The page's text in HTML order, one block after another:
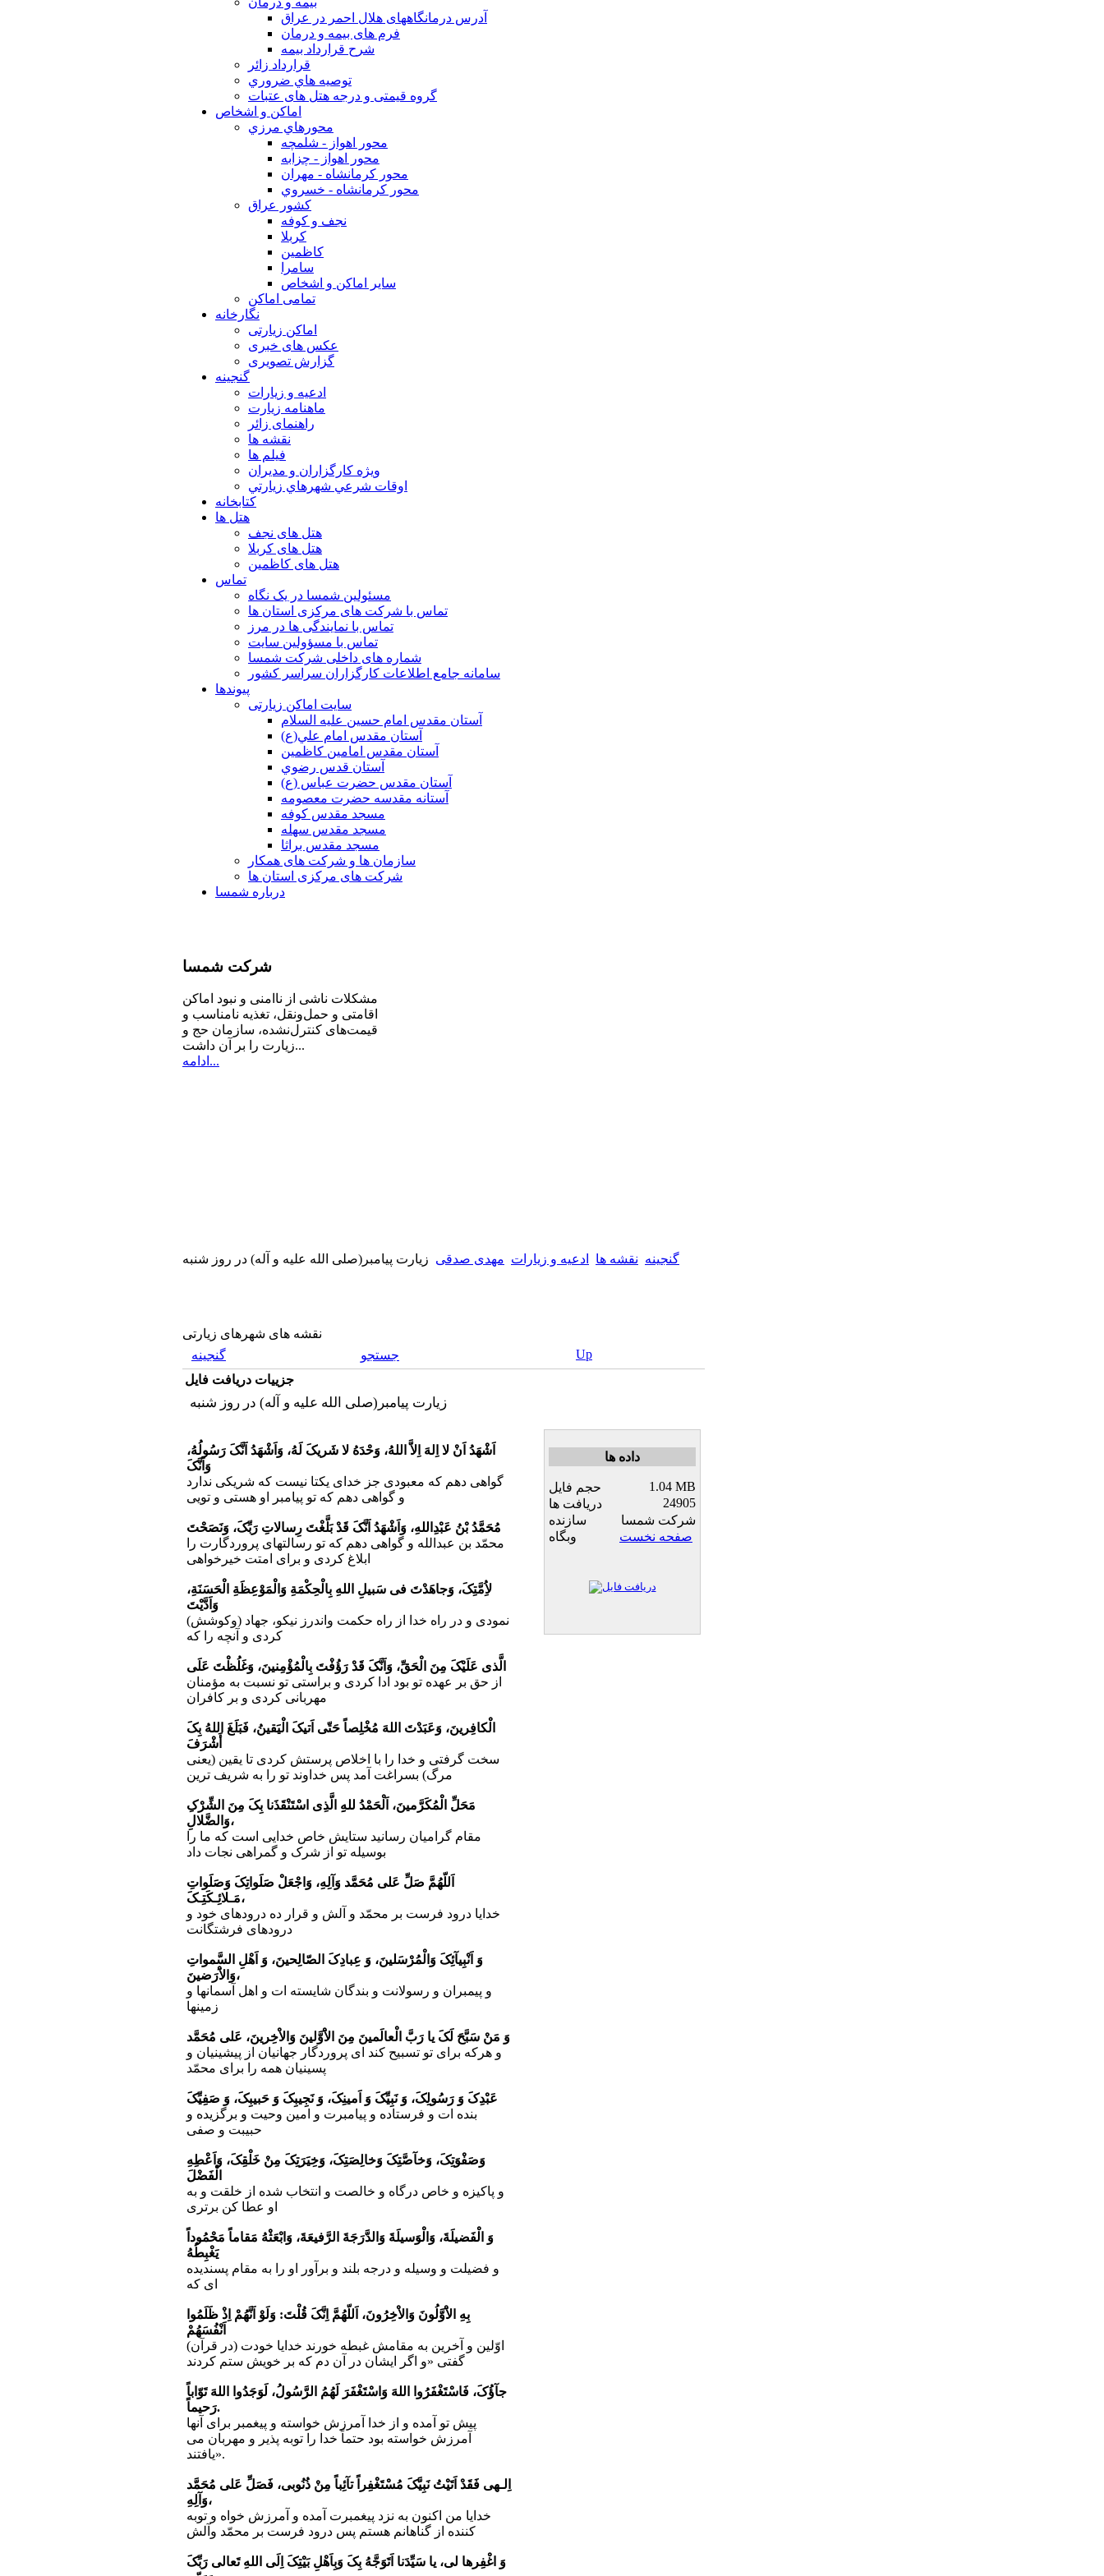
آدرس درمانگاههای هلال احمر در عراق
فرم های بیمه و درمان
شرح قرارداد بیمه
قرارداد زائر
توصيه هاي ضروري
گروه قیمتی و درجه هتل های عتبات
اماکن و اشخاص
محورهاي مرزي
محور اهواز - شلمچه
محور اهواز - چزابه
محور كرمانشاه - مهران
محور كرمانشاه - خسروي
كشور عراق
نجف و كوفه
كربلا
كاظمين
سامرا
ساير اماكن و اشخاص
تمامی اماکن
نگارخانه
اماکن زیارتی
عکس های خبری
گزارش تصویری
گنجینه
ادعیه و زیارات
ماهنامه زیارت
راهنمای زائر
نقشه ها
فیلم ها
ويژه كارگزاران و مديران
اوقات شرعي شهرهاي زيارتي
کتابخانه
هتل ها
هتل های نجف
هتل های کربلا
هتل های کاظمین
تماس
مسئولین شمسا در یک نگاه
تماس با شرکت های مرکزی استان ها
تماس با نمایندگی ها در مرز
تماس با مسؤولین سایت
شماره های داخلی شرکت شمسا
سامانه جامع اطلاعات کارگزاران سراسر کشور
پیوندها
سایت اماکن زیارتی
آستان مقدس امام حسين عليه السلام
آستان مقدس امام علي(ع)
آستان مقدس امامين كاظمين
آستان قدس رضوي
آستان مقدس حضرت عباس (ع)
آستانه مقدسه حضرت معصومه
مسجد مقدس كوفه
مسجد مقدس سهله
مسجد مقدس براثا
سازمان ها و شرکت های همکار
شرکت های مرکزی استان ها
درباره شمسا
شرکت شمسا
مشكلات ناشی از ناامنی و نبود اماكن
اقامتی و حمل‌ونقل، تغذیه‌ نامناسب و
قیمت‌های كنترل‌نشده، سازمان حج و
زیارت را بر آن داشت...
ادامه...
گنجینه نقشه ها ادعیه و زیارات مهدی صدقی زیارت پیامبر(صلى الله علیه و آله) در روز شنبه
نقشه های شهرهای زیارتی
گنجینه
جستجو
Up
جزییات دریافت فایل
اَشْهَدُ اَنْ لا اِلهَ اِلاَّ اللهُ، وَحْدَهُ لا شَریکَ لَهُ، وَاَشْهَدُ اَنَّکَ رَسُولُهُ،
وَاَنَّکَ
گواهى دهم که معبودى جز خداى یکتا نیست که شریکى ندارد
و گواهى دهم که تو پیامبر او هستى و تویى
مُحَمَّدُ بْنُ عَبْدِاللهِ، وَاَشْهَدُ اَنَّکَ قَدْ بَلَّغْتَ رِسالاتِ رَبِّکَ، وَنَصَحْتَ
محمّد بن عبدالله و گواهى دهم که تو رسالتهاى پروردگارت را
ابلاغ کردى و براى امتت خیرخواهى
لاُِمَّتِکَ، وَجاهَدْتَ فى سَبیلِ اللهِ بِالْحِکْمَةِ وَالْمَوْعِظَةِ الْحَسَنَةِ،
وَاَدَّیْتَ
نمودى و در راه خدا از راه حکمت واندرز نیکو، جهاد (وکوشش)
کردى و آنچه را که
الَّذى عَلَیْکَ مِنَ الْحَقِّ، وَاَنَّکَ قَدْ رَؤُفْتَ بِالْمُؤْمِنینَ، وَغَلُظْتَ عَلَى
از حق بر عهده تو بود ادا کردى و براستى تو نسبت به مؤمنان
مهربانى کردى و بر کافران
الْکافِرینَ، وَعَبَدْتَ اللهَ مُخْلِصاً حَتّى اَتیکَ الْیَقینُ، فَبَلَغَ اللهُ بِکَ
أَشْرَفَ
سخت گرفتى و خدا را با اخلاص پرستش کردى تا یقین (یعنى
مرگ) بسراغت آمد پس خداوند تو را به شریف ترین
مَحَلِّ الْمُکَرَّمینَ، اَلْحَمْدُ للهِِ الَّذِى اسْتَنْقَذَنا بِکَ مِنَ الشِّرْکِ
وَالضَّلالِ،
مقام گرامیان رسانید ستایش خاص خدایى است که ما را
بوسیله تو از شرک و گمراهى نجات داد
اَللّهُمَّ صَلِّ عَلى مُحَمَّد وَآلِهِ، وَاجْعَلْ صَلَواتِکَ وَصَلَواتِ
مَـلائِـکَتِـکَ،
خدایا درود فرست بر محمّد و آلش و قرار ده درودهاى خود و
درودهاى فرشتگانت
وَ اَنْبِیآئِکَ وَالْمُرْسَلینَ، وَ عِبادِکَ الصّالِحینَ، وَ اَهْلِ السَّمواتِ
وَالاَْرَضینَ،
و پیمبران و رسولانت و بندگان شایسته ات و اهل آسمانها و
زمینها
وَ مَنْ سَبَّحَ لَکَ یا رَبَّ الْعالَمینَ مِنَ الاَْوَّلینَ وَالاْخِرینَ، عَلى مُحَمَّد
و هرکه براى تو تسبیح کند اى پروردگار جهانیان از پیشینیان و
پسینیان همه را براى محمّد
عَبْدِکَ وَ رَسُولِکَ، وَ نَبِیِّکَ وَ اَمینِکَ، وَ نَجِیبِکَ وَ حَبیبِکَ، وَ صَفِیِّکَ
بنده ات و فرستاده و پیامبرت و امین وحیت و برگزیده و
حبیبت و صفى
وَصَفْوَتِکَ، وَخآصَّتِکَ وَخالِصَتِکَ، وَخِیَرَتِکَ مِنْ خَلْقِکَ، وَاَعْطِهِ
الْفَضْلَ
و پاکیزه و خاص درگاه و خالصت و انتخاب شده از خلقت و به
او عطا کن برترى
وَ الْفَضیلَةَ، وَالْوَسیلَةَ وَالدَّرَجَةَ الرَّفیعَةَ، وَابْعَثْهُ مَقاماً مَحْمُوداً
یَغْبِطُهُ
و فضیلت و وسیله و درجه بلند و برآور او را به مقام پسندیده
اى که
بِهِ الاَْوَّلُونَ وَالاْخِرُونَ، اَللّهُمَّ اِنَّکَ قُلْتَ: وَلَوْ اَنَّهُمْ اِذْ ظَلَمُوا
اَنْفُسَهُمْ
اوّلین و آخرین به مقامش غبطه خورند خدایا خودت (در قرآن)
گفتى «و اگر ایشان در آن دم که بر خویش ستم کردند
جآؤُکَ، فَاسْتَغْفَرُوا اللهَ وَاسْتَغْفَرَ لَهُمُ الرَّسُولُ، لَوَجَدُوا اللهَ تَوّاباً
رَحیماً.
پیش تو آمده و از خدا آمرزش خواسته و پیغمبر براى آنها
آمرزش خواسته بود حتماً خدا را توبه پذیر و مهربان مى
یافتند».
اِلـهى فَقَدْ اَتَیْتُ نَبِیَّکَ مُسْتَغْفِراً تآئِباً مِنْ ذُنُوبى، فَصَلِّ عَلى مُحَمَّد
وَآلِهِ،
خدایا من اکنون به نزد پیغمبرت آمده و آمرزش خواه و توبه
کننده از گناهانم هستم پس درود فرست بر محمّد وآلش
وَ اغْفِرها لى، یا سَیِّدَنا اَتَوَجَّهُ بِکَ وَبِاَهْلِ بَیْتِکَ اِلَى اللهِ تَعالى رَبِّکَ
داده ها
حجم فایل
1.04 MB
دریافت ها
24905
سازنده
شرکت شمسا
وبگاه
صفحه نخست